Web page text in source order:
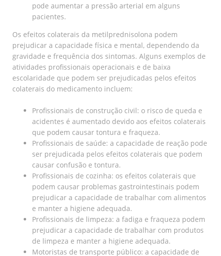
pode aumentar a pressão arterial em alguns
pacientes.
Os efeitos colaterais da metilprednisolona podem
prejudicar a capacidade física e mental, dependendo da
gravidade e frequência dos sintomas. Alguns exemplos de
atividades profissionais operacionais e de baixa
escolaridade que podem ser prejudicadas pelos efeitos
colaterais do medicamento incluem:
Profissionais de construção civil: o risco de queda e
acidentes é aumentado devido aos efeitos colaterais
que podem causar tontura e fraqueza.
Profissionais de saúde: a capacidade de reação pode
ser prejudicada pelos efeitos colaterais que podem
causar confusão e tontura.
Profissionais de cozinha: os efeitos colaterais que
podem causar problemas gastrointestinais podem
prejudicar a capacidade de trabalhar com alimentos
e manter a higiene adequada.
Profissionais de limpeza: a fadiga e fraqueza podem
prejudicar a capacidade de trabalhar com produtos
de limpeza e manter a higiene adequada.
Motoristas de transporte público: a capacidade de